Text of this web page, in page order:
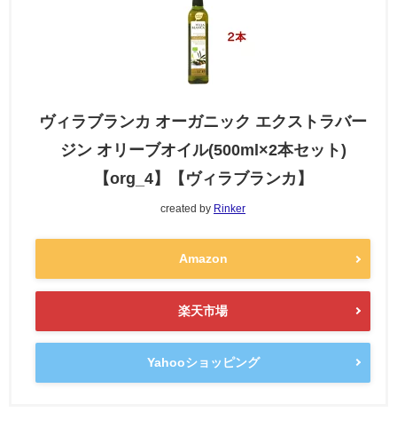
ヴィラブランカ オーガニック エクストラバー
ジン オリーブオイル(500ml×2本セット)
【org_4】【ヴィラブランカ】
created by Rinker
Amazon
楽天市場
Yahooショッピング